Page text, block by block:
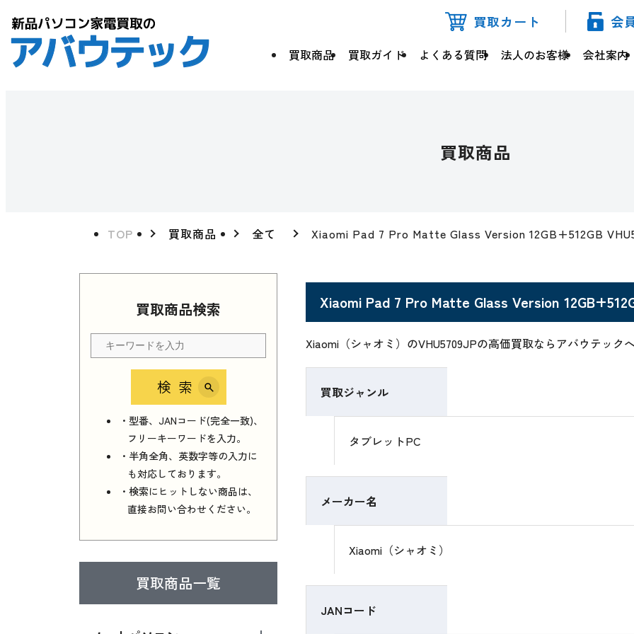
買取カート 会
買取商品 買取ガイド よくある質問 法人のお客様 会社案内
買取商品
TOP 買取商品 全て Xiaomi Pad 7 Pro Matte Glass Version 12GB+512GB
買取商品検索
検索
・型番、JANコード(完全一致)、
フリーキーワードを入力。
・半角全角、英数字等の入力に
も対応しております。
・検索にヒットしない商品は、
直接お問い合わせください。
買取商品一覧
Xiaomi Pad 7 Pro Matte Glass Version
Xiaomi（シャオミ）のVHU5709JPの高価買取ならアバウテック
買取ジャンル
タブレットPC
メーカー名
Xiaomi（シャオミ）
JANコード